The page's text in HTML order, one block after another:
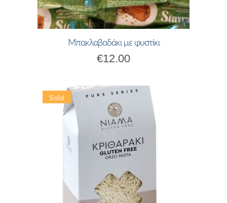
Μπακλαβαδάκι με φυστίκι
€12.00